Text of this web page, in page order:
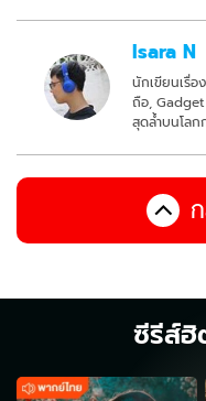
Isara N
นักเขียนเรื่อ
ถือ, Gadget
สุดล้ำบนโลก
ซีรีส์ฮิ